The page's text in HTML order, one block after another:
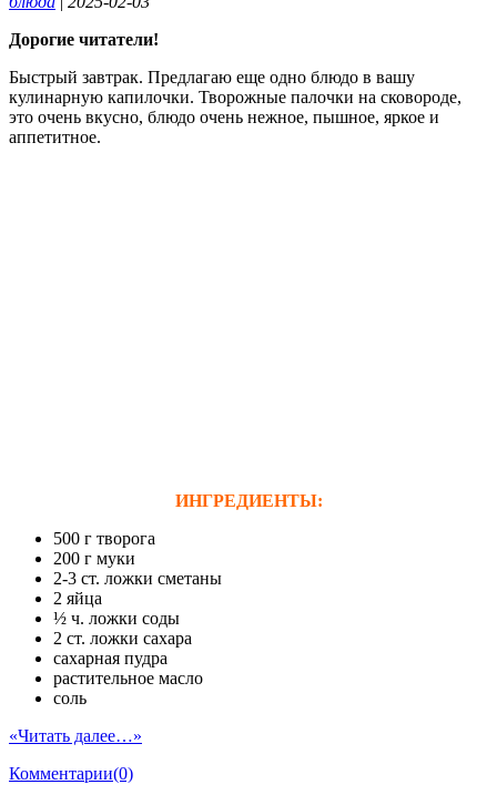
Дорогие читатели!
Быстрый завтрак. Предлагаю еще одно блюдо в вашу
кулинарную капилочки. Творожные палочки на сковороде,
это очень вкусно, блюдо очень нежное, пышное, яркое и
аппетитное.
ИНГРЕДИЕНТЫ:
500 г творога
200 г муки
2-3 ст. ложки сметаны
2 яйца
½ ч. ложки соды
2 ст. ложки сахара
сахарная пудра
растительное масло
соль
«Читать далее…»
Комментарии(0)